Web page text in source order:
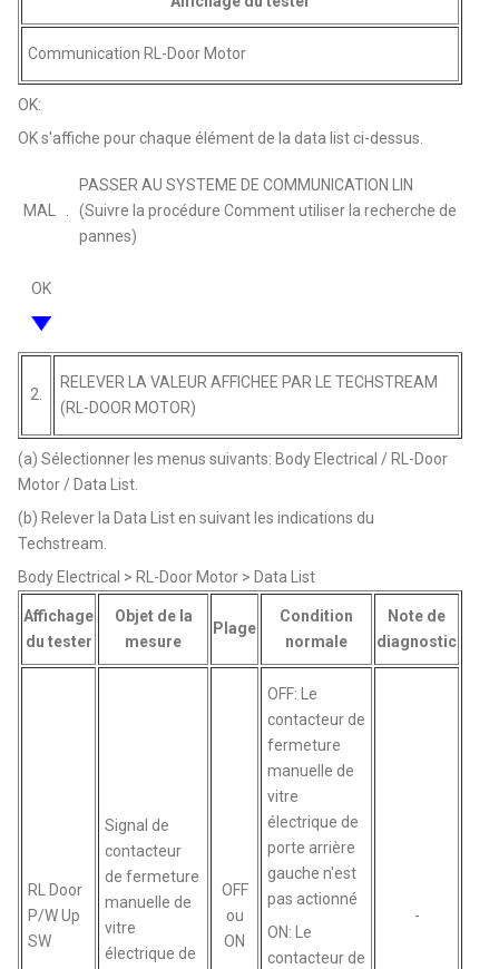
Communication RL-Door Motor
OK:
OK s'affiche pour chaque élément de la data list ci-dessus.
MAL
PASSER AU SYSTEME DE COMMUNICATION LIN
(Suivre la procédure Comment utiliser la recherche de
pannes)
OK
2.
RELEVER LA VALEUR AFFICHEE PAR LE TECHSTREAM
(RL-DOOR MOTOR)
(a) Sélectionner les menus suivants: Body Electrical / RL-Door
Motor / Data List.
(b) Relever la Data List en suivant les indications du
Techstream.
Body Electrical > RL-Door Motor > Data List
Affichage
du tester
Objet de la
mesure
Plage
Condition
normale
Note de
diagnostic
RL Door
P/W Up
SW
Signal de
contacteur
de fermeture
manuelle de
vitre
électrique de
OFF
ou
ON
OFF: Le
contacteur de
fermeture
manuelle de
vitre
électrique de
porte arrière
gauche n'est
pas actionné
ON: Le
contacteur de
-